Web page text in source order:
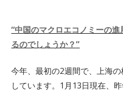
“中国のマクロエコノミーの
るのでしょうか？”
今年、最初の2週間で、上海
しています。1月13日現在、